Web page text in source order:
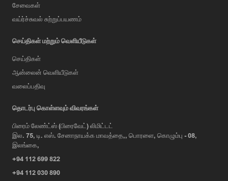
சேவைகள்
வய்ர்ச்சுவல் சுற்றுப்பயணம்
செய்திகள் மற்றும் வெளியீடுகள்
செய்திகள்
ஆன்லைன் வெளியீடுகள்
வலைப்பதிவு
தொடர்பு கொள்ளவும் விவரங்கள்
பிரைம் லேண்ட்ஸ் (பிரைவேட்) லிமிட்டட்
இல. 75, டி. எஸ். சேனாநாயக்க மாவத்தை,, பொரளை, கொழும்பு - 08,
இலங்கை,
+94 112 699 822
+94 112 030 890